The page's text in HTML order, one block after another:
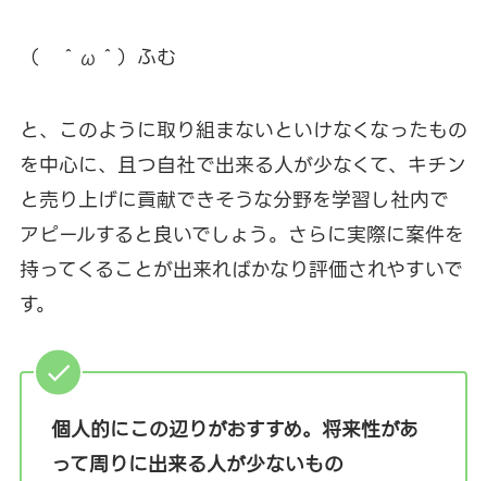
（ ＾ω＾）ふむ
と、このように取り組まないといけなくなったもの
を中心に、且つ自社で出来る人が少なくて、キチン
と売り上げに貢献できそうな分野を学習し社内で
アピールすると良いでしょう。さらに実際に案件を
持ってくることが出来ればかなり評価されやすいで
す。
個人的にこの辺りがおすすめ。将来性があ
って周りに出来る人が少ないもの